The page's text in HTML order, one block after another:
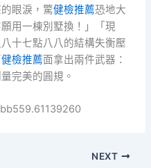
眼淚，驚健檢推薦恐地大
用一棟別墅換！」「現
十七點八八的結構失衡壓
健檢推薦面拿出兩件武器：
完美的圓規。
NEXT